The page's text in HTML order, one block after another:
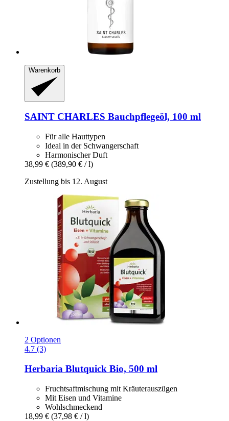
Warenkorb
SAINT CHARLES Bauchpflegeöl, 100 ml
Für alle Hauttypen
Ideal in der Schwangerschaft
Harmonischer Duft
38,99 € (389,90 € / l)
Zustellung bis 12. August
2 Optionen
4.7 (3)
Herbaria Blutquick Bio, 500 ml
Fruchtsaftmischung mit Kräuterauszügen
Mit Eisen und Vitamine
Wohlschmeckend
18,99 € (37,98 € / l)